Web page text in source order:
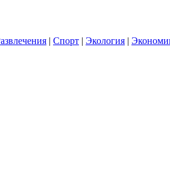
| Спорт | Экология |